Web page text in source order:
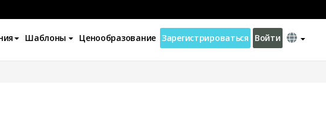
Шаблоны Ценообразование Зарегистрироваться Войти